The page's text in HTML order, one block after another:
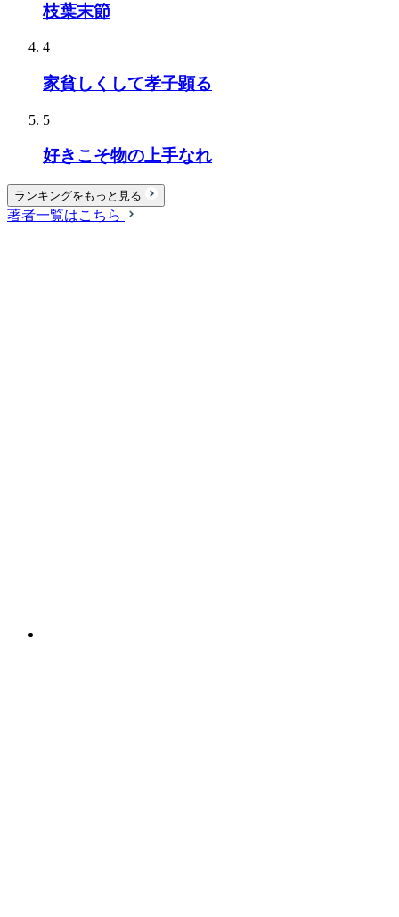
枝葉末節
4
家貧しくして孝子顕る
5
好きこそ物の上手なれ
ランキングをもっと見る
著者一覧はこちら